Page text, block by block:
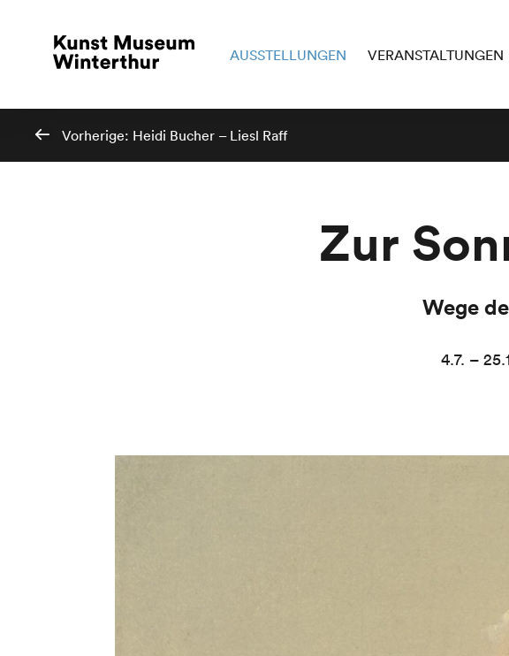
AUSSTELLUNGEN VERANSTALTUNGEN
Vorherige: Heidi Bucher – Liesl Raff
Zur
Wege
4.7. –